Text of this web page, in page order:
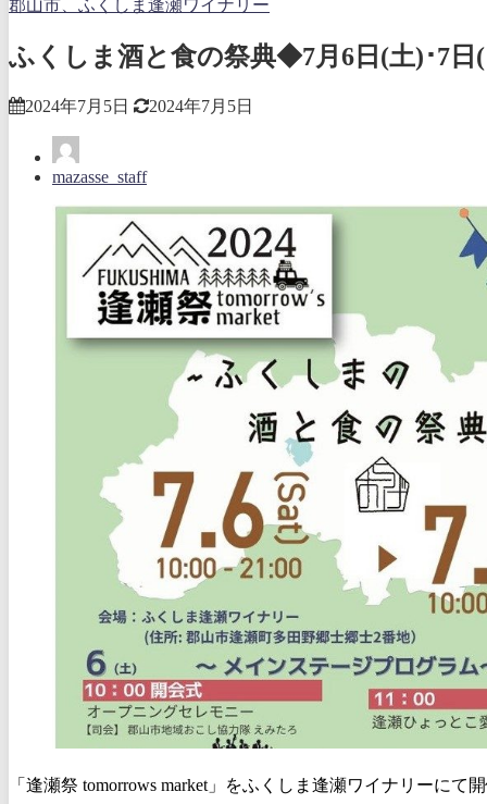
郡山市、ふくしま逢瀬ワイナリー
ふくしま酒と食の祭典◆7月6日(土)･7日
2024年7月5日 2024年7月5日
mazasse_staff
「逢瀬祭 tomorrows market」をふくしま逢瀬ワイナリーにて